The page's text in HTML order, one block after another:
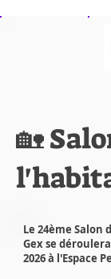
🏡
Le 24ème Salon
Gex se
2026 à l'Espace